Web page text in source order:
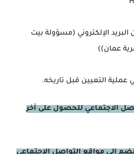
الإلكتروني (مسؤولة بيت
عمان))
عملية التعيين قبل تاريخه.
الاجتماعي للحصول على آخر
إلى مواقع التواصل الاجتماعي